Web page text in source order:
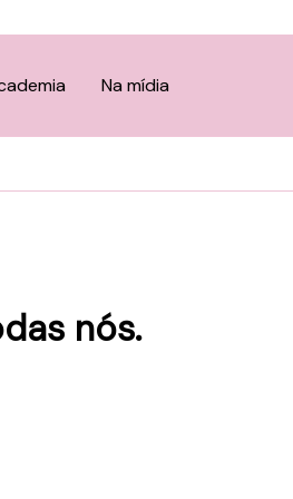
Na mídia
nós.